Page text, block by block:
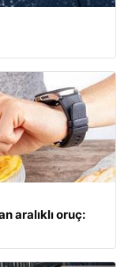
aralıklı oruç: